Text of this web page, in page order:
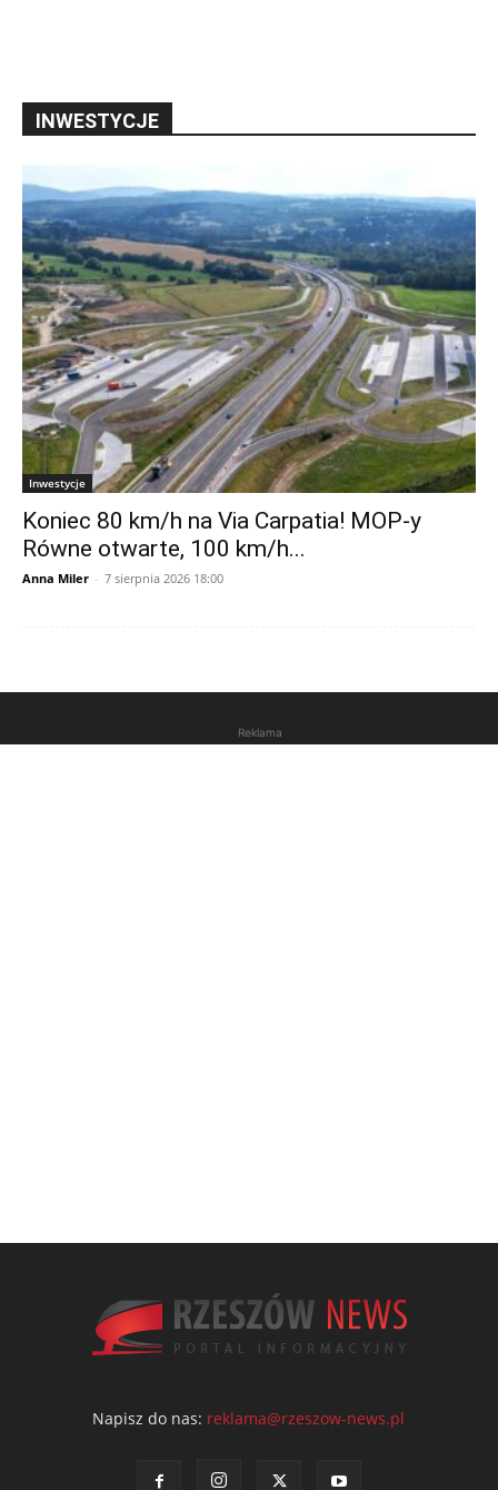
INWESTYCJE
Inwestycje
Koniec 80 km/h na Via Carpatia! MOP-y
Równe otwarte, 100 km/h...
Anna Miler - 7 sierpnia 2026 18:00
Reklama
Napisz do nas: reklama@rzeszow-news.pl